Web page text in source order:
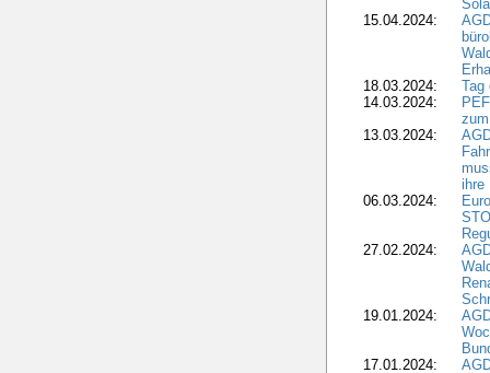
15.04.2024:
18.03.2024:
Tag
14.03.2024:
13.03.2024:
ihre
06.03.2024:
27.02.2024:
19.01.2024:
17.01.2024: